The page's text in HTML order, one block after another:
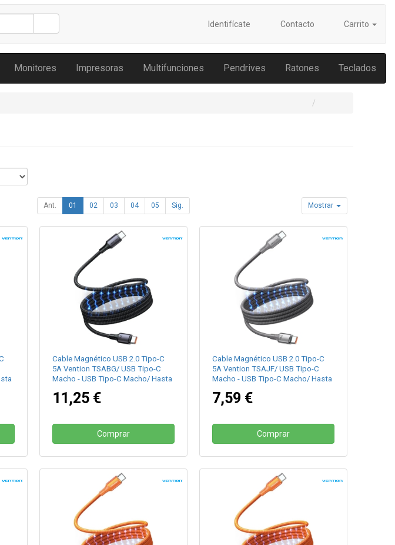
Identifícate Contacto Carrito
Monitores Impresoras Multifunciones Pendrives Ratones Teclados
Ant. 01 02 03 04 05 Sig. Mostrar
Cable Magnético USB 2.0 Tipo-C
5A Vention TSABG/ USB Tipo-C
Macho - USB Tipo-C Macho/ Hasta
11,25 €
Comprar
Cable Magnético USB 2.0 Tipo-C
5A Vention TSAJF/ USB Tipo-C
Macho - USB Tipo-C Macho/ Hasta
7,59 €
Comprar